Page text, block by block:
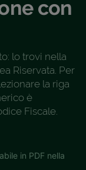
con
lo trovi nella
Riservata. Per
la riga
è
Fiscale.
in PDF nella